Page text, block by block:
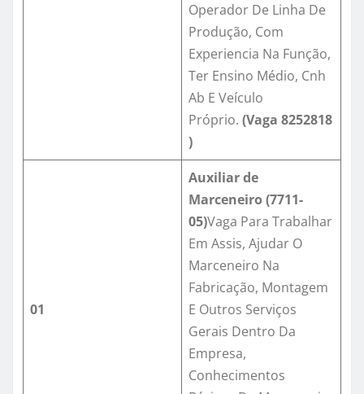
Operador De Linha De
Produção, Com
Experiencia Na Função,
Ter Ensino Médio, Cnh
Ab E Veículo
Próprio. (Vaga 8252818
)
01
Auxiliar de
Marceneiro (7711-
05)Vaga Para Trabalhar
Em Assis, Ajudar O
Marceneiro Na
Fabricação, Montagem
E Outros Serviços
Gerais Dentro Da
Empresa,
Conhecimentos